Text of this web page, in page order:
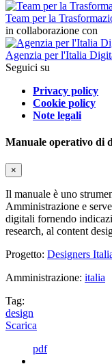
Team per la
in collaborazione con
Agenzia per l'Italia
Seguici su
Privacy policy
Cookie policy
Note legali
Manuale operativo di
×
Il manuale è uno
Amministrazione e
digitali fornendo
research, al content
Progetto: Designers
Amministrazione: italia
Tag:
design
Scarica
pdf